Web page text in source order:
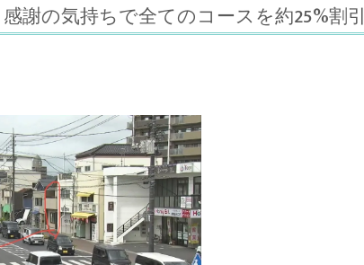
謝の気持ちで全てのコースを約25%割引